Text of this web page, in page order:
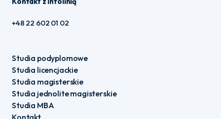
+48 22 602 01 02
Studia podyplomowe
Studia licencjackie
Studia magisterskie
Studia jednolite magisterskie
Studia MBA